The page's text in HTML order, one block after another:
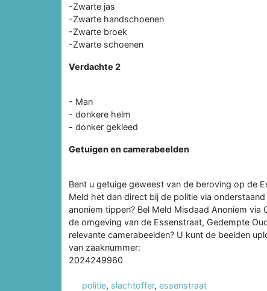
-Zwarte jas
-Zwarte handschoenen
-Zwarte broek
-Zwarte schoenen
Verdachte 2
- Man
- donkere helm
- donker gekleed
Getuigen en camerabeelden
Bent u getuige geweest van de beroving op de
Meld het dan direct bij de politie via
anoniem tippen? Bel Meld Misdaad Anoniem
de omgeving van de Essenstraat, Gedempte
relevante camerabeelden? U kunt de beelden
van zaaknummer:
2024249960
politie, slachtoffer, essenstraat